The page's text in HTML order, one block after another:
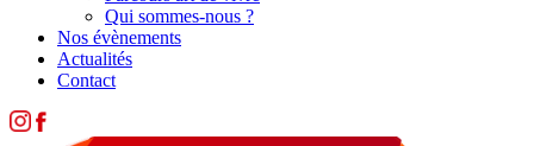
Qui sommes-nous ?
Nos évènements
Actualités
Contact